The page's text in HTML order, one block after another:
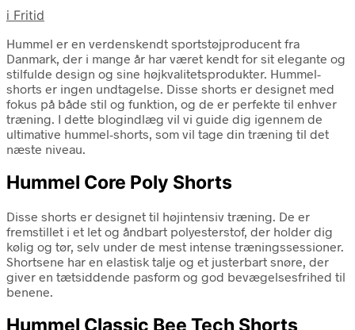
i Fritid
Hummel er en verdenskendt sportstøjproducent fra
Danmark, der i mange år har været kendt for sit elegante og
stilfulde design og sine højkvalitetsprodukter. Hummel-
shorts er ingen undtagelse. Disse shorts er designet med
fokus på både stil og funktion, og de er perfekte til enhver
træning. I dette blogindlæg vil vi guide dig igennem de
ultimative hummel-shorts, som vil tage din træning til det
næste niveau.
Hummel Core Poly Shorts
Disse shorts er designet til højintensiv træning. De er
fremstillet i et let og åndbart polyesterstof, der holder dig
kølig og tør, selv under de mest intense træningssessioner.
Shortsene har en elastisk talje og et justerbart snøre, der
giver en tætsiddende pasform og god bevægelsesfrihed til
benene.